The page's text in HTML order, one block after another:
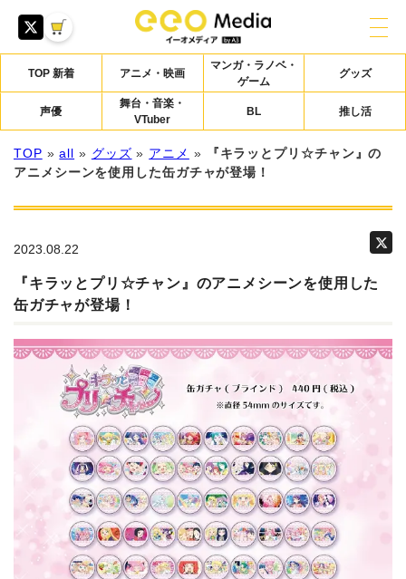
TOP 新着 アニメ・映画
マンガ・ラノベ・
ゲーム
グッズ
声優
舞台・音楽・
VTuber
BL 推し活
TOP »all » グッズ » アニメ »
『キラッとプリ☆チャン』の
アニメシーンを使用した缶ガチャが登場！
2023.08.22
『キラッとプリ☆チャン』のアニメシーンを使用した
缶ガチャが登場！